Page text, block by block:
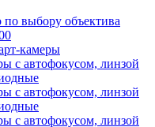
по выбору объектива
камеры
с автофокусом, линзой
с автофокусом, линзой
с автофокусом, линзой